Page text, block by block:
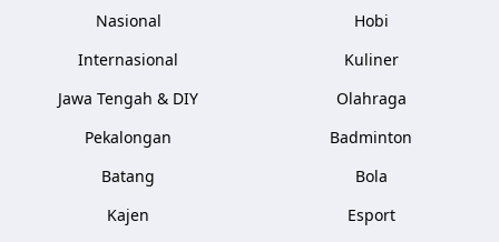
Nasional
Internasional
Jawa Tengah & DIY
Pekalongan
Batang
Kajen
Hobi
Kuliner
Olahraga
Badminton
Bola
Esport